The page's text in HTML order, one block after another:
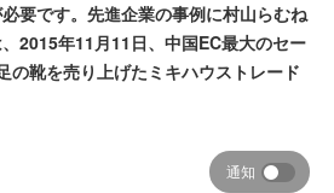
要です。先進企業の事例に村山らむね
2015年11月11日、中国EC最大のセー
の靴を売り上げたミキハウストレード
通知